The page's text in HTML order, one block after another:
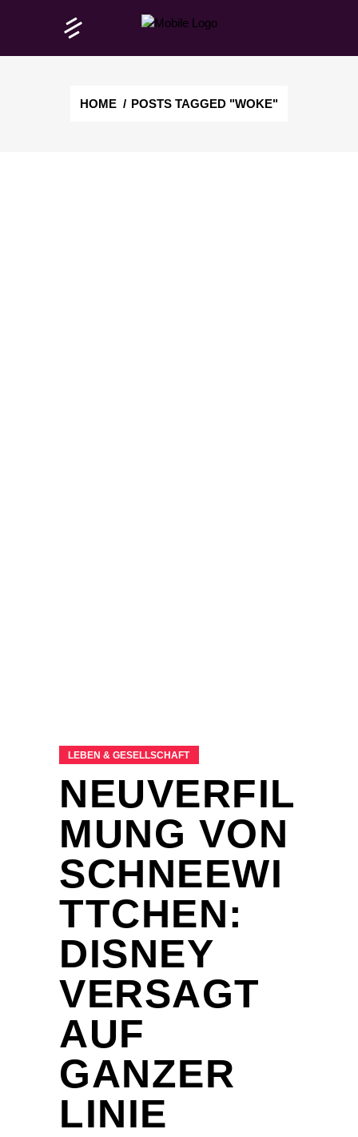
HOME / POSTS TAGGED "WOKE"
LEBEN & GESELLSCHAFT
NEUVERFIL
MUNG VON
SCHNEEWI
TTCHEN:
DISNEY
VERSAGT
AUF
GANZER
LINIE